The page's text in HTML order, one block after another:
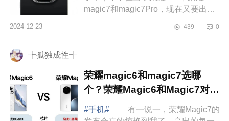
magic7和magic7Pro，现在又要出一
待。下面小编为大家介绍下荣耀
2024-12-23 439 0
┾孤独成性┽
荣耀magic6和magic7选哪
个？荣耀Magic6和Magic7对比
哪个好
#手机#
有一说一，荣耀Magic7的